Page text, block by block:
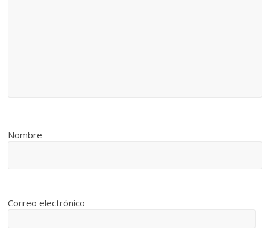
Nombre
Correo electrónico